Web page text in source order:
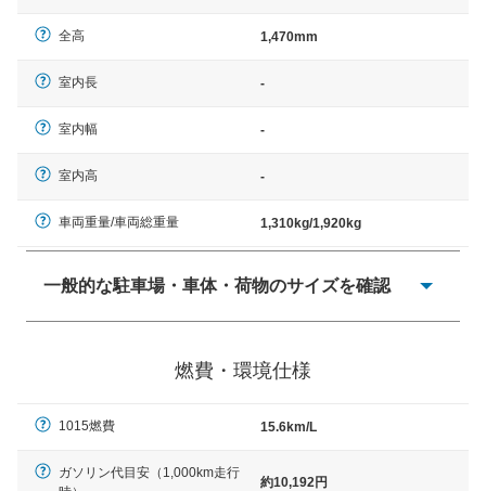
全高 1,470mm
室内長 -
室内幅 -
室内高 -
車両重量/車両総重量 1,310kg/1,920kg
一般的な駐車場・車体・荷物のサイズを確認
× 長さ 5,000mm 車路幅 5,000mmというサイズが標準値
燃費・環境仕様
1015燃費 15.6km/L
ガソリン代目安（1,000km走行
約10,192円